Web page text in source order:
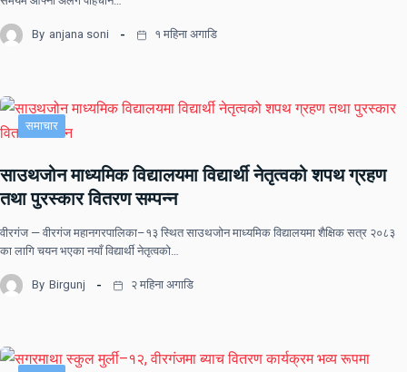
By anjana soni १ महिना अगाडि
समाचार
साउथजोन माध्यमिक विद्यालयमा विद्यार्थी नेतृत्वको शपथ ग्रहण
तथा पुरस्कार वितरण सम्पन्न
वीरगंज — वीरगंज महानगरपालिका–१३ स्थित साउथजोन माध्यमिक विद्यालयमा शैक्षिक सत्र २०८३
का लागि चयन भएका नयाँ विद्यार्थी नेतृत्वको…
By Birgunj २ महिना अगाडि